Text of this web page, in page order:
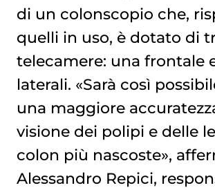
di un colonscopio che,
quelli in uso, è dotato di
telecamere: una frontale
laterali. «Sarà così
una maggiore
visione dei polipi e delle
colon più nascoste»,
Alessandro Repici,